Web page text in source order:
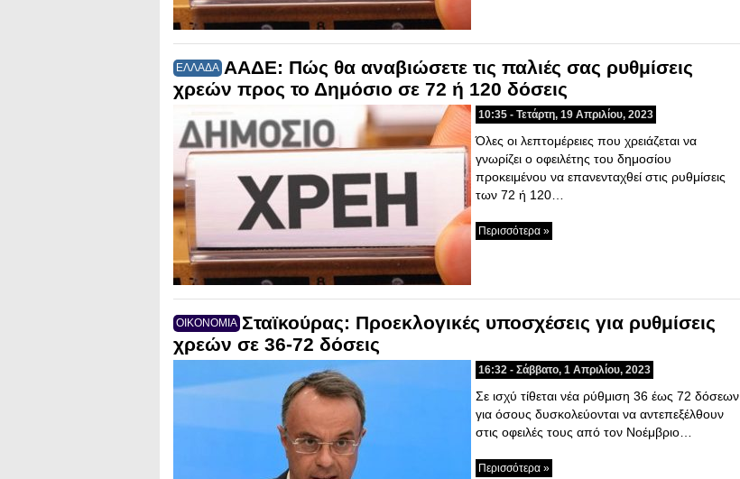
ΕΛΛΑΔΑ ΑΑΔΕ: Πώς θα αναβιώσετε τις παλιές σας ρυθμίσεις
χρεών προς το Δημόσιο σε 72 ή 120 δόσεις
10:35 - Τετάρτη, 19 Απριλίου, 2023
Όλες οι λεπτομέρειες που χρειάζεται να
γνωρίζει ο οφειλέτης του δημοσίου
προκειμένου να επανενταχθεί στις ρυθμίσεις
των 72 ή 120…
Περισσότερα »
ΟΙΚΟΝΟΜΙΑ Σταϊκούρας: Προεκλογικές υποσχέσεις για ρυθμίσεις
χρεών σε 36-72 δόσεις
16:32 - Σάββατο, 1 Απριλίου, 2023
Σε ισχύ τίθεται νέα ρύθμιση 36 έως 72 δόσεων
για όσους δυσκολεύονται να αντεπεξέλθουν
στις οφειλές τους από τον Νοέμβριο…
Περισσότερα »